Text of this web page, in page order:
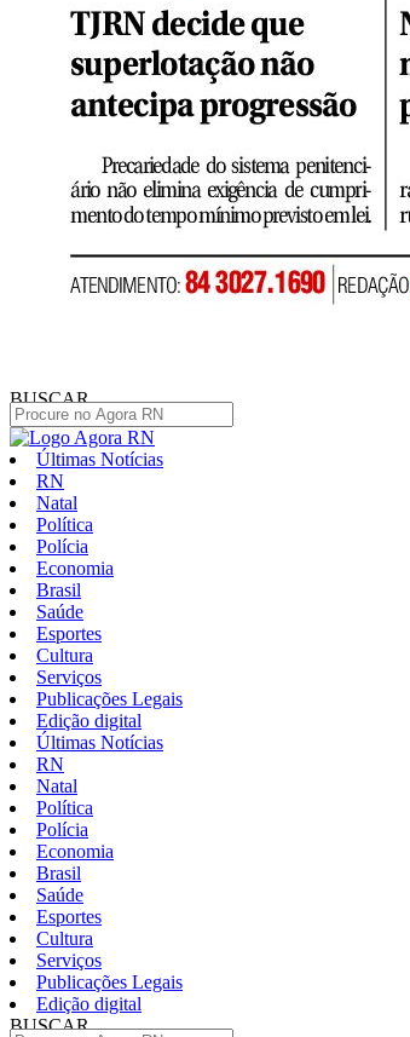
BUSCAR
Últimas Notícias
RN
Natal
Política
Polícia
Economia
Brasil
Saúde
Esportes
Cultura
Serviços
Publicações Legais
Edição digital
Últimas Notícias
RN
Natal
Política
Polícia
Economia
Brasil
Saúde
Esportes
Cultura
Serviços
Publicações Legais
Edição digital
BUSCAR